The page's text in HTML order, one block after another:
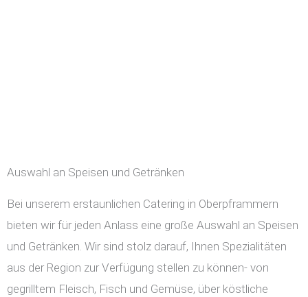
Auswahl an Speisen und Getränken
Bei unserem erstaunlichen Catering in Oberpframmern
bieten wir für jeden Anlass eine große Auswahl an Speisen
und Getränken. Wir sind stolz darauf, Ihnen Spezialitäten
aus der Region zur Verfügung stellen zu können- von
gegrilltem Fleisch, Fisch und Gemüse, über köstliche